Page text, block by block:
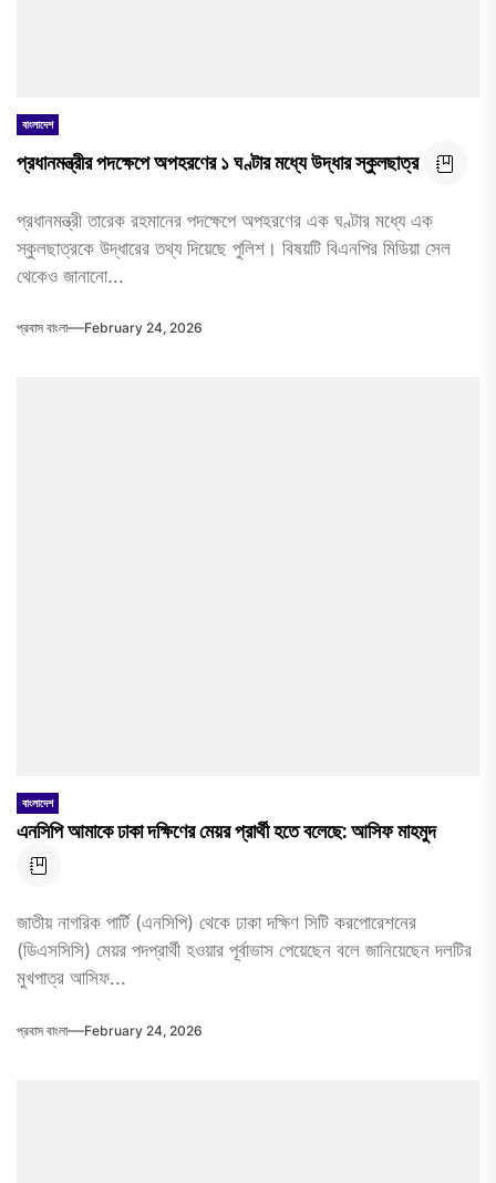
বাংলাদেশ
প্রধানমন্ত্রীর পদক্ষেপে অপহরণের ১ ঘণ্টার মধ্যে উদ্ধার স্কুলছাত্র
প্রধানমন্ত্রী তারেক রহমানের পদক্ষেপে অপহরণের এক ঘণ্টার মধ্যে এক
স্কুলছাত্রকে উদ্ধারের তথ্য দিয়েছে পুলিশ। বিষয়টি বিএনপির মিডিয়া সেল
থেকেও জানানো...
প্রবাস বাংলা February 24, 2026
বাংলাদেশ
এনসিপি আমাকে ঢাকা দক্ষিণের মেয়র প্রার্থী হতে বলেছে: আসিফ মাহমুদ
জাতীয় নাগরিক পার্টি (এনসিপি) থেকে ঢাকা দক্ষিণ সিটি করপোরেশনের
(ডিএসসিসি) মেয়র পদপ্রার্থী হওয়ার পূর্বাভাস পেয়েছেন বলে জানিয়েছেন দলটির
মুখপাত্র আসিফ...
প্রবাস বাংলা February 24, 2026